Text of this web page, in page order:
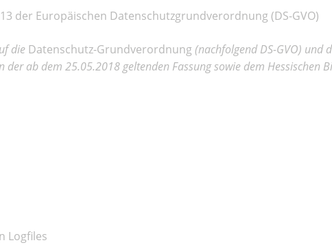
der Europäischen Datenschutzgrundverordnung (DS-GVO)
die Datenschutz-Grundverordnung(nachfolgend DS-GVO) und
der ab dem 25.05.2018 geltenden Fassung sowie dem Hessischen
Logfiles